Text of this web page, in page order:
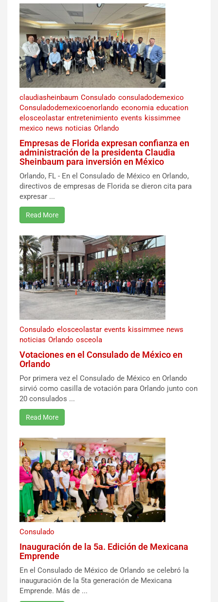
claudiasheinbaum Consulado consuladodemexico
Consuladodemexicoenorlando economia education
elosceolastar entretenimiento events kissimmee
mexico news noticias Orlando
Empresas de Florida expresan confianza en
administración de la presidenta Claudia
Sheinbaum para inversión en México
Orlando, FL - En el Consulado de México en Orlando,
directivos de empresas de Florida se dieron cita para
expresar ...
Read More
Consulado elosceolastar events kissimmee news
noticias Orlando osceola
Votaciones en el Consulado de México en
Orlando
Por primera vez el Consulado de México en Orlando
sirvió como casilla de votación para Orlando junto con
20 consulados ...
Read More
Consulado
Inauguración de la 5a. Edición de Mexicana
Emprende
En el Consulado de México de Orlando se celebró la
inauguración de la 5ta generación de Mexicana
Emprende. Más de ...